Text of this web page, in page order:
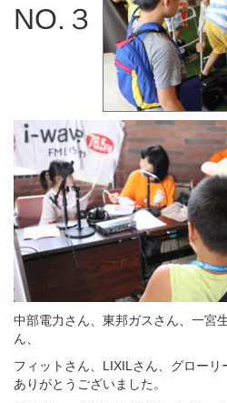
NO.３
中部電力さん、東邦ガスさん、一宮
ん、
フィットさん、LIXILさん、グロー
ありがとうございました。